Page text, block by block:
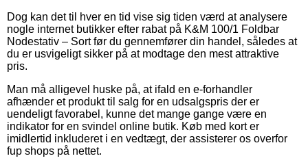
Dog kan det til hver en tid vise sig tiden værd at analysere
nogle internet butikker efter rabat på K&M 100/1 Foldbar
Nodestativ – Sort før du gennemfører din handel, således at
du er usvigeligt sikker på at modtage den mest attraktive
pris.
Man må alligevel huske på, at ifald en e-forhandler
afhænder et produkt til salg for en udsalgspris der er
uendeligt favorabel, kunne det mange gange være en
indikator for en svindel online butik. Køb med kort er
imidlertid inkluderet i en vedtægt, der assisterer os overfor
fup shops på nettet.